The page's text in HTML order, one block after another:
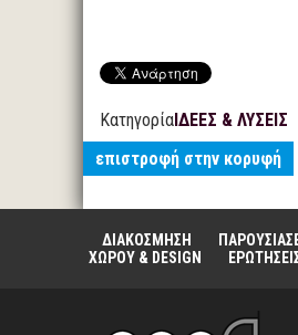
ΚατηγορίαΙΔΕΕΣ & ΛΥΣΕΙΣ
επιστροφή στην κορυφή
ΔΙΑΚΟΣΜΗΣΗ
ΧΩΡΟΥ & DESIGN